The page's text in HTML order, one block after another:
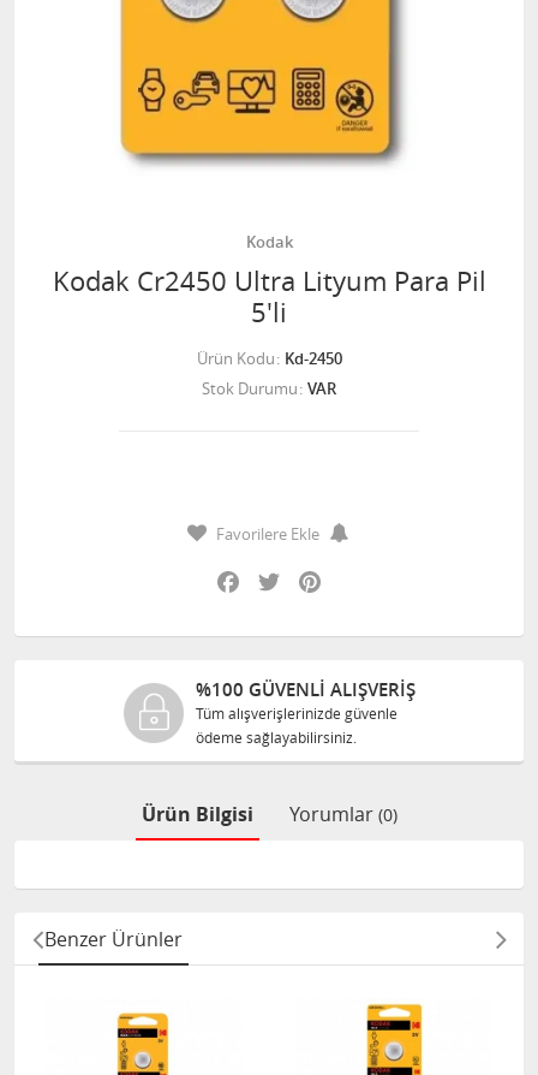
Kodak
Kodak Cr2450 Ultra Lityum Para Pil
5'li
Ürün Kodu Kd-2450
Stok Durumu VAR
Favorilere Ekle
Facebook
Twitter
%100 GÜVENLİ ALIŞVERİŞ
Tüm alışverişlerinizde güvenle
ödeme sağlayabilirsiniz.
Ürün Bilgisi Yorumlar (0)
Benzer Ürünler